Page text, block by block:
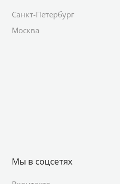
Санкт-Петербург
Москва
Мы в соцсетях